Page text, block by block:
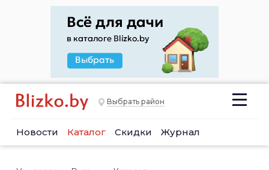
Выбрать район
Новости Каталог Скидки Журнал